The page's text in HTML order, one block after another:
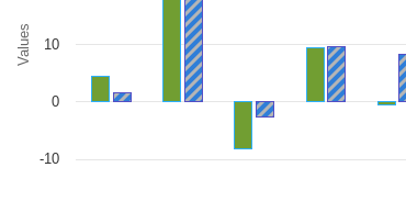
Values
-10
0
10